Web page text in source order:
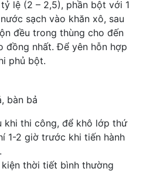
lệ (2 – 2,5), phần bột với 1
sạch vào khăn xô, sau
đều trong thùng cho đến
đồng nhất. Để yên hỗn hợp
phủ bột.
bàn bả
khi thi công, để khô lớp thứ
1-2 giờ trước khi tiến hành
thời tiết bình thường